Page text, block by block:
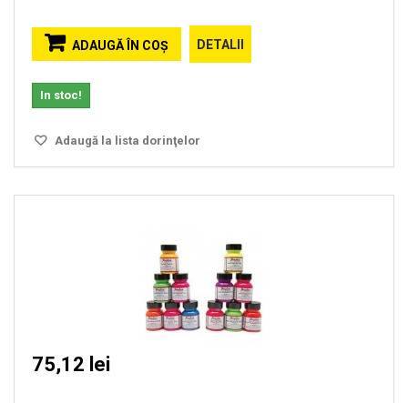
ADAUGĂ ÎN COŞ DETALII
In stoc!
Adaugă la lista dorinţelor
75,12 lei